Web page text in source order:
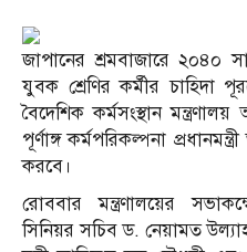
জাপানের শ্রমবাজারে ২০৪০
যুবক শ্রেণির কর্মীর চাহিদা
বৈদেশিক কর্মসংস্থান
পূর্ণাঙ্গ কর্মপরিকল্পনা প্রধানমন্ত্রী
করবে।
রোববার মন্ত্রণালয়ের
সিনিয়র সচিবড. নেয়ামত